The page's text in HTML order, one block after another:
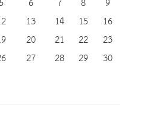
Views
13 14 15
16
20 21 22
23
27 28 29
30